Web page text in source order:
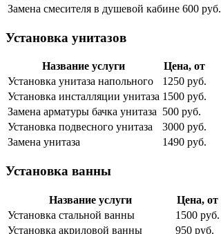
Замена смесителя в душевой кабине 600 руб.
Установка унитазов
Название услуги
Цена, от
Установка унитаза напольного
1250 руб.
Установка инсталляции унитаза 1500 руб.
Замена арматуры бачка унитаза 500 руб.
Установка подвесного унитаза
3000 руб.
Замена унитаза
1490 руб.
Установка ванны
Название услуги
Цена, от
Установка стальной ванны
1500 руб.
Установка акриловой ванны
950 руб.